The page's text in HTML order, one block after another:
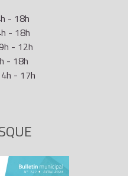
- 18h
- 18h
- 12h
- 18h
- 17h